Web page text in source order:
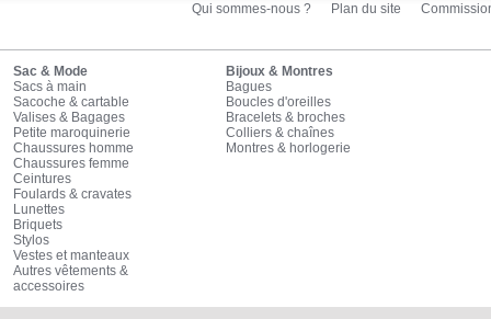
Qui sommes-nous ? Plan du site
Sac & Mode
Sacs à main
Sacoche & cartable
Valises & Bagages
Petite maroquinerie
Chaussures homme
Chaussures femme
Ceintures
Foulards & cravates
Lunettes
Briquets
Stylos
Vestes et manteaux
Autres vêtements &
accessoires
Bijoux & Montres
Bagues
Boucles d'oreilles
Bracelets & broches
Colliers & chaînes
Montres & horlogerie